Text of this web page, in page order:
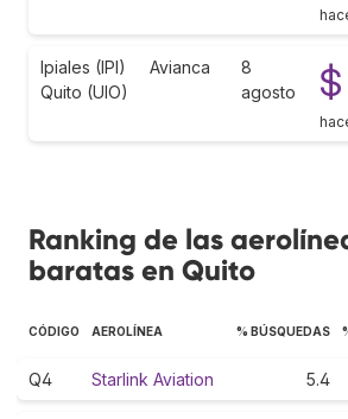
Ipiales (IPI)
Quito (UIO)
Avianca
8
agosto
Ranking de las
baratas en Quito
CÓDIGO AEROLÍNEA % BÚSQUEDAS
Q4 Starlink Aviation 5.4